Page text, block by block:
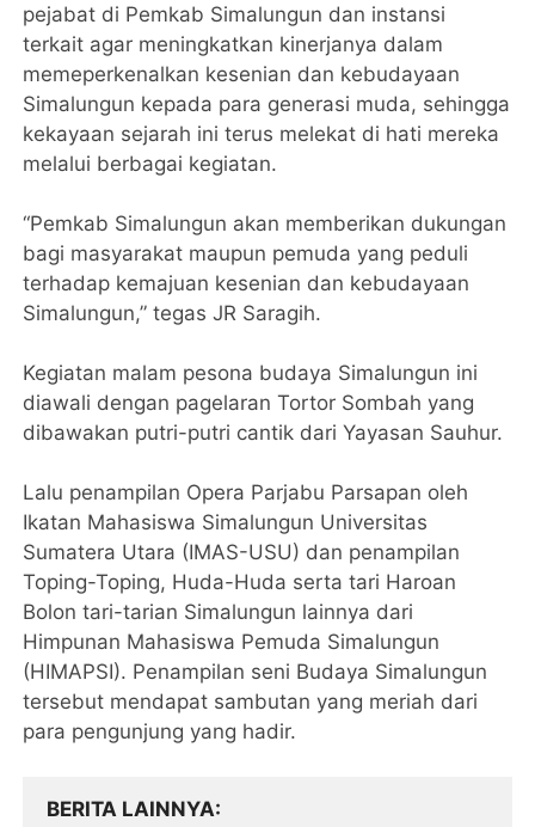
pejabat di Pemkab Simalungun dan instansi
terkait agar meningkatkan kinerjanya dalam
memeperkenalkan kesenian dan kebudayaan
Simalungun kepada para generasi muda, sehingga
kekayaan sejarah ini terus melekat di hati mereka
melalui berbagai kegiatan.
“Pemkab Simalungun akan memberikan dukungan
bagi masyarakat maupun pemuda yang peduli
terhadap kemajuan kesenian dan kebudayaan
Simalungun,” tegas JR Saragih.
Kegiatan malam pesona budaya Simalungun ini
diawali dengan pagelaran Tortor Sombah yang
dibawakan putri-putri cantik dari Yayasan Sauhur.
Lalu penampilan Opera Parjabu Parsapan oleh
Ikatan Mahasiswa Simalungun Universitas
Sumatera Utara (IMAS-USU) dan penampilan
Toping-Toping, Huda-Huda serta tari Haroan
Bolon tari-tarian Simalungun lainnya dari
Himpunan Mahasiswa Pemuda Simalungun
(HIMAPSI). Penampilan seni Budaya Simalungun
tersebut mendapat sambutan yang meriah dari
para pengunjung yang hadir.
BERITA LAINNYA